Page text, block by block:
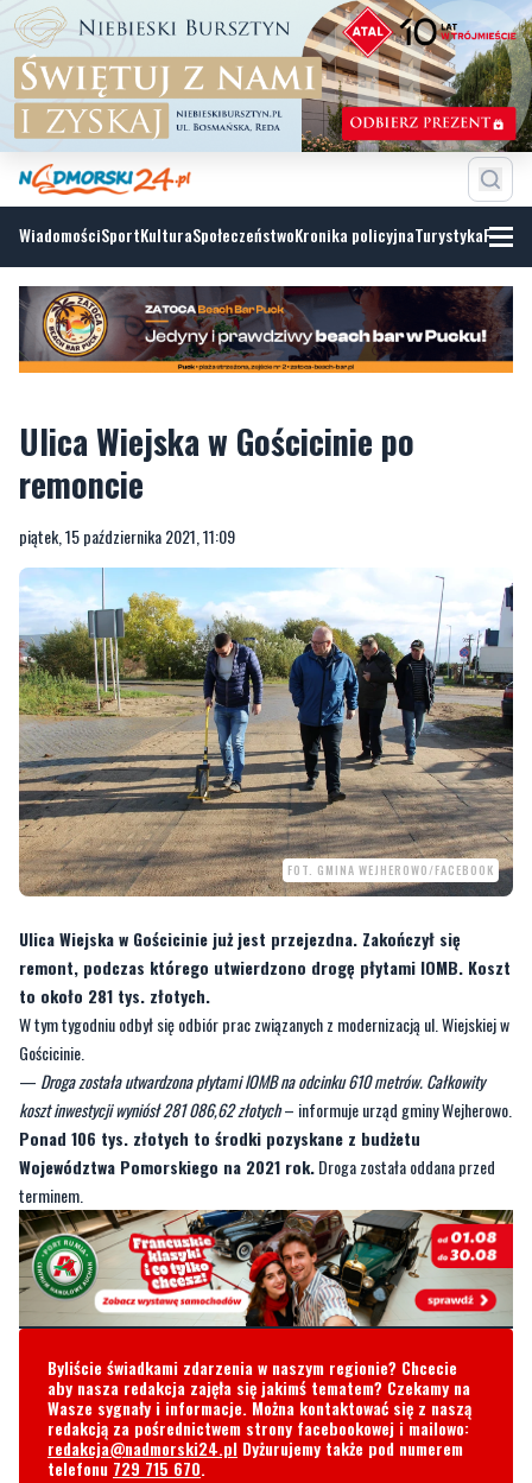
WiadomościSportKulturaSpołeczeństwoKronika policyjnaTurystyka
Ulica Wiejska w Gościcinie po
remoncie
piątek, 15 października 2021, 11:09
FOT. GMINA WEJHEROWO/FACEBOOK
Ulica Wiejska w Gościcinie już jest przejezdna. Zakończył się
remont, podczas którego utwierdzono drogę płytami IOMB. Koszt
to około 281 tys. złotych.
W tym tygodniu odbył się odbiór prac związanych z modernizacją ul. Wiejskiej w
Gościcinie.
— Droga została utwardzona płytami IOMB na odcinku 610 metrów. Całkowity
koszt inwestycji wyniósł 281 086,62 złotych– informuje urząd gminy Wejherowo.
Ponad 106 tys. złotych to środki pozyskane z budżetu
Województwa Pomorskiego na 2021 rok.Droga została oddana przed
terminem.
Byliście świadkami zdarzenia w naszym regionie? Chcecie
aby nasza redakcja zajęła się jakimś tematem? Czekamy na
Wasze sygnały i informacje. Można kontaktować się z naszą
redakcją za pośrednictwem strony facebookowej i mailowo:
redakcja@nadmorski24.pl Dyżurujemy także pod numerem
telefonu 729 715 670.